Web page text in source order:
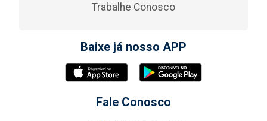
Trabalhe Conosco
Baixe já nosso APP
Fale Conosco